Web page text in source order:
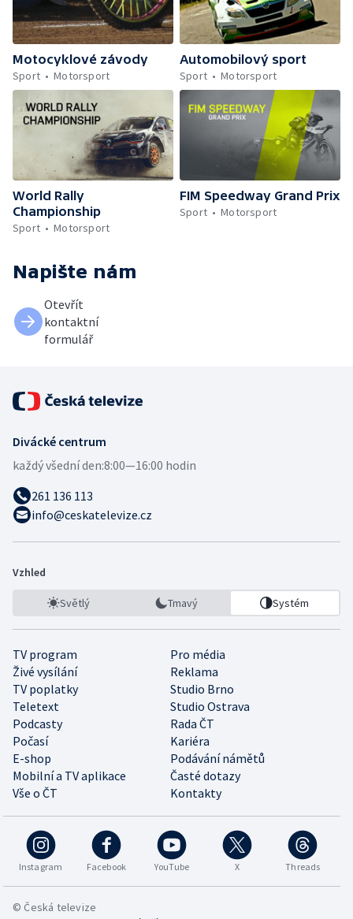
Motocyklové závody
Sport
Motorsport
Automobilový sport
Sport
Motorsport
World Rally
Championship
Sport
Motorsport
FIM Speedway Grand Prix
Sport
Motorsport
Napište nám
Otevřít
kontaktní
formulář
Divácké centrum
každý všední den:8:00—16:00 hodin
261 136 113
info@ceskatelevize.cz
Vzhled
Světlý Tmavý Systém
TV program
Pro média
Živé vysílání
Reklama
TV poplatky
Studio Brno
Teletext
Studio Ostrava
Podcasty
Rada ČT
Počasí
Kariéra
E-shop
Podávání námětů
Mobilní a TV aplikace
Časté dotazy
Vše o ČT
Kontakty
Instagram Facebook YouTube X Threads
© Česká televize